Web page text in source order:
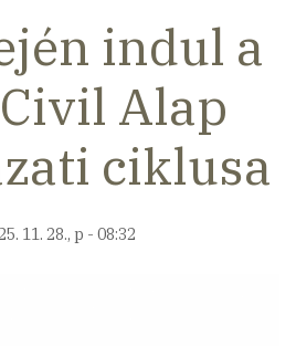
indul a
Alap
ciklusa
11. 28., p - 08:32